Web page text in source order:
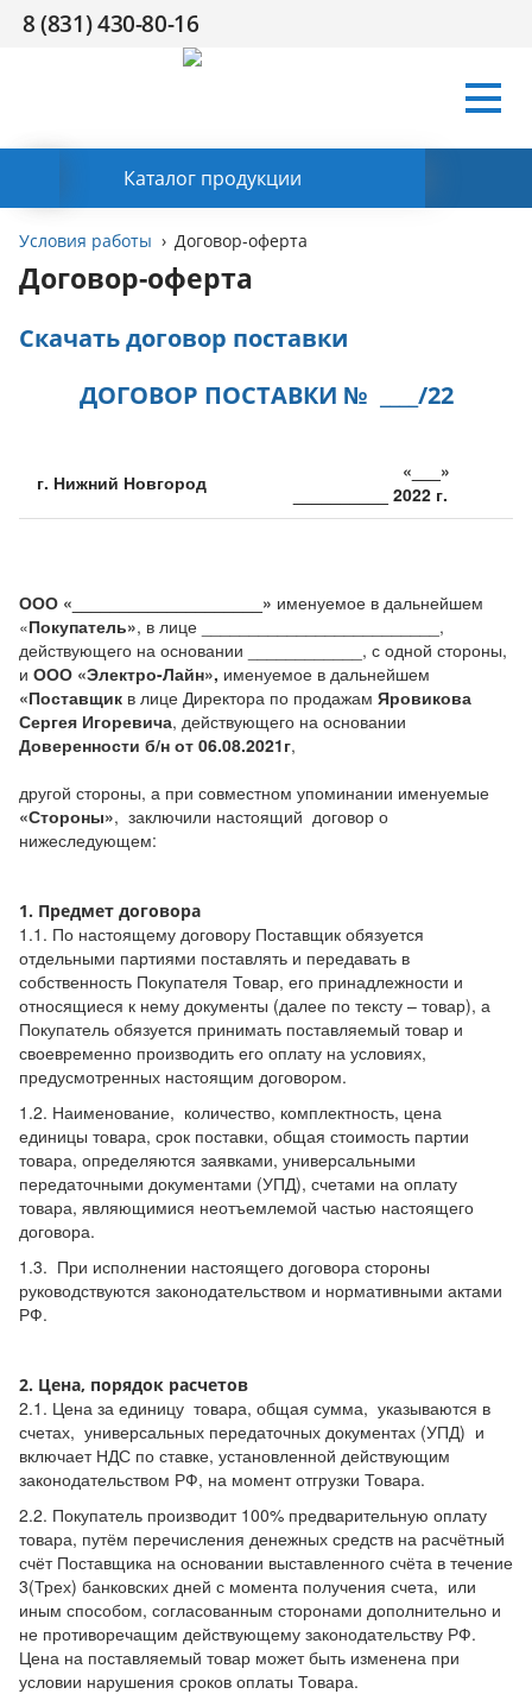
8 (831) 430-80-16
Каталог продукции
Компания СертификатыПоддержкаHRКонтакты
Условия работы Договор-оферта
Договор-оферта
Скачать договор поставки
ДОГОВОР ПОСТАВКИ № ____/22
г. Нижний Новгород
«___»
__________ 2022 г.
ООО «____________________» именуемое в дальнейшем
«Покупатель», в лице _________________________,
действующего на основании ____________, с одной стороны,
и ООО «Электро-Лайн», именуемое в дальнейшем
«Поставщик в лице Директора по продажам Яровикова
Сергея Игоревича, действующего на основании
Доверенности б/н от 06.08.2021г,
другой стороны, а при совместном упоминании именуемые
«Стороны», заключили настоящий договор о
нижеследующем:
1. Предмет договора
1.1. По настоящему договору Поставщик обязуется
отдельными партиями поставлять и передавать в
собственность Покупателя Товар, его принадлежности и
относящиеся к нему документы (далее по тексту – товар), а
Покупатель обязуется принимать поставляемый товар и
своевременно производить его оплату на условиях,
предусмотренных настоящим договором.
1.2. Наименование, количество, комплектность, цена
единицы товара, срок поставки, общая стоимость партии
товара, определяются заявками, универсальными
передаточными документами (УПД), счетами на оплату
товара, являющимися неотъемлемой частью настоящего
договора.
1.3. При исполнении настоящего договора стороны
руководствуются законодательством и нормативными актами
РФ.
2. Цена, порядок расчетов
2.1. Цена за единицу товара, общая сумма, указываются в
счетах, универсальных передаточных документах (УПД) и
включает НДС по ставке, установленной действующим
законодательством РФ, на момент отгрузки Товара.
2.2. Покупатель производит 100% предварительную оплату
товара, путём перечисления денежных средств на расчётный
счёт Поставщика на основании выставленного счёта в течение
3(Трех) банковских дней с момента получения счета, или
иным способом, согласованным сторонами дополнительно и
не противоречащим действующему законодательству РФ.
Цена на поставляемый товар может быть изменена при
условии нарушения сроков оплаты Товара.